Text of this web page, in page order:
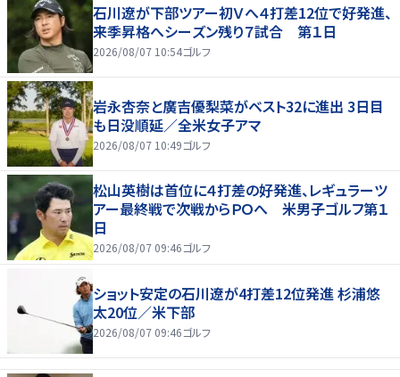
石川遼が下部ツアー初Ｖへ４打差12位で好発進、
来季昇格へシーズン残り７試合 第１日
2026/08/07 10:54ゴルフ
岩永杏奈と廣吉優梨菜がベスト32に進出 3日目
も日没順延／全米女子アマ
2026/08/07 10:49ゴルフ
松山英樹は首位に４打差の好発進、レギュラーツ
アー最終戦で次戦からＰＯへ 米男子ゴルフ第１
日
2026/08/07 09:46ゴルフ
ショット安定の石川遼が4打差12位発進 杉浦悠
太20位／米下部
2026/08/07 09:46ゴルフ